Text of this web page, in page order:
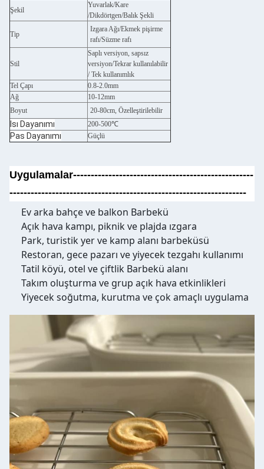
Şekil
Yuvarlak/Kare
/Dikdörtgen/Balık Şekli
Tip
Izgara Ağı/Ekmek pişirme
rafı/Süzme rafı
Stil
Saplı versiyon, sapsız
versiyon/Tekrar kullanılabilir
/ Tek kullanımlık
Tel Çapı
0.8-2.0mm
Ağ
10-12mm
Boyut
20-80cm, Özelleştirilebilir
Isı Dayanımı 200-500℃
Pas Dayanımı Güçlü
Uygulamalar---------------------------------------------------
-------------------------------------------------------------------
Ev arka bahçe ve balkon Barbekü
Açık hava kampı, piknik ve plajda ızgara
Park, turistik yer ve kamp alanı barbeküsü
Restoran, gece pazarı ve yiyecek tezgahı kullanımı
Tatil köyü, otel ve çiftlik Barbekü alanı
Takım oluşturma ve grup açık hava etkinlikleri
Yiyecek soğutma, kurutma ve çok amaçlı uygulama